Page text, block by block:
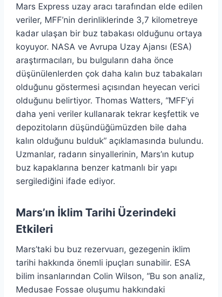
Mars Express uzay aracı tarafından elde edilen
veriler, MFF’nin derinliklerinde 3,7 kilometreye
kadar ulaşan bir buz tabakası olduğunu ortaya
koyuyor. NASA ve Avrupa Uzay Ajansı (ESA)
araştırmacıları, bu bulguların daha önce
düşünülenlerden çok daha kalın buz tabakaları
olduğunu göstermesi açısından heyecan verici
olduğunu belirtiyor. Thomas Watters, “MFF’yi
daha yeni veriler kullanarak tekrar keşfettik ve
depozitoların düşündüğümüzden bile daha
kalın olduğunu bulduk” açıklamasında bulundu.
Uzmanlar, radarın sinyallerinin, Mars’ın kutup
buz kapaklarına benzer katmanlı bir yapı
sergilediğini ifade ediyor.
Mars’ın İklim Tarihi Üzerindeki
Etkileri
Mars’taki bu buz rezervuarı, gezegenin iklim
tarihi hakkında önemli ipuçları sunabilir. ESA
bilim insanlarından Colin Wilson, “Bu son analiz,
Medusae Fossae oluşumu hakkındaki